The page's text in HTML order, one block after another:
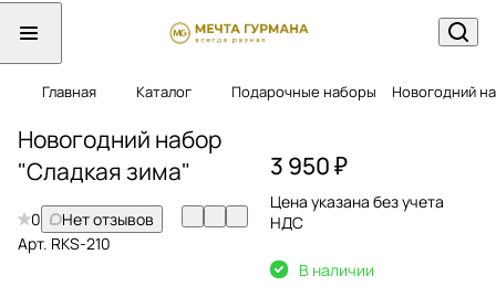
Главная Каталог Подарочные наборы Новогодний
Новогодний набор
"Сладкая зима"
0
Нет отзывов
Арт. RKS-210
3 950 ₽
Цена указана без учета
НДС
В наличии